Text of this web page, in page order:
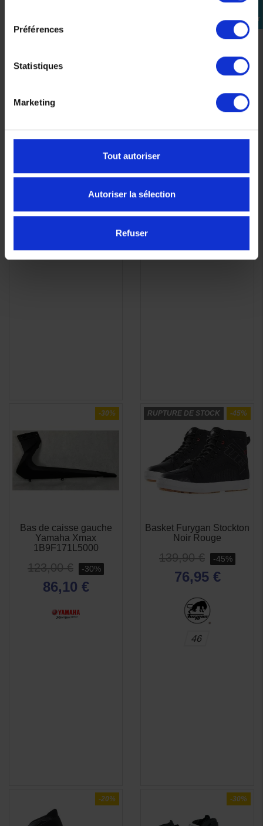
Préférences
Statistiques
Marketing
Tout autoriser
Autoriser la sélection
Refuser
connecter
Barillet programmable
43,00 €
39,13 €
-30%
Bas de caisse droit
123,00 €
86,10 €
-30%
Bas de caisse gauche
Yamaha Xmax
1B9F171L5000
123,00 € -30%
86,10 €
-45%
RUPTURE DE STOCK
Basket Furygan Stockton
Noir Rouge
139,90 € -45%
76,95 €
46
-20%
APERÇU
RAPIDE
-30%
 APERÇU
RAPIDE